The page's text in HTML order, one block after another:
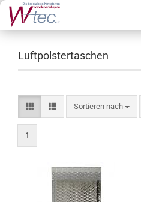
Luftpolstertaschen
Sortieren nach
Sortieren nach
1